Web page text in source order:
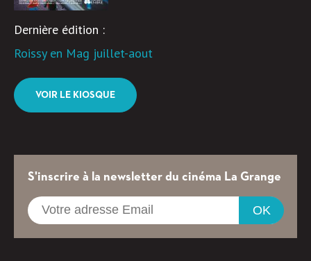
Dernière édition :
Roissy en Mag juillet-aout
VOIR LE KIOSQUE
S'inscrire à la newsletter du cinéma La Grange
OK